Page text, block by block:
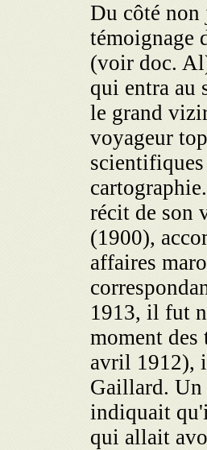
Du côté
témoignage
(voir doc.
qui entra au
le grand
voyageur
récit de son
(1900),
affaires
1913, il fut
moment des
avril 1912),
Gaillard. Un
indiquait
qui allait